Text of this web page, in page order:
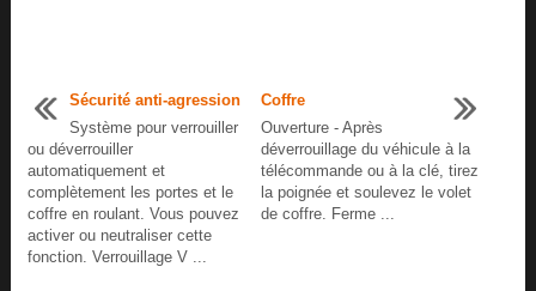
Sécurité anti-agression
Système pour verrouiller
ou déverrouiller
automatiquement et
complètement les portes et le
coffre en roulant. Vous pouvez
activer ou neutraliser cette
fonction. Verrouillage V ...
Coffre
Ouverture - Après
déverrouillage du véhicule à la
télécommande ou à la clé, tirez
la poignée et soulevez le volet
de coffre. Ferme ...